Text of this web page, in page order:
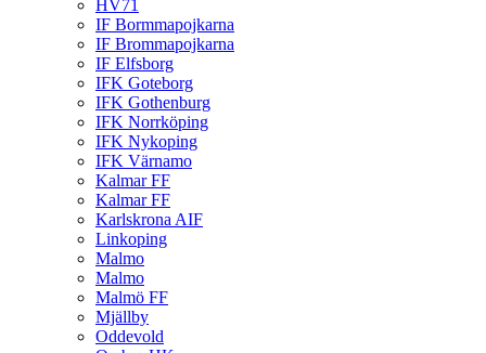
HV71
IF Bormmapojkarna
IF Brommapojkarna
IF Elfsborg
IFK Goteborg
IFK Gothenburg
IFK Norrköping
IFK Nykoping
IFK Värnamo
Kalmar FF
Kalmar FF
Karlskrona AIF
Linkoping
Malmo
Malmo
Malmö FF
Mjällby
Oddevold